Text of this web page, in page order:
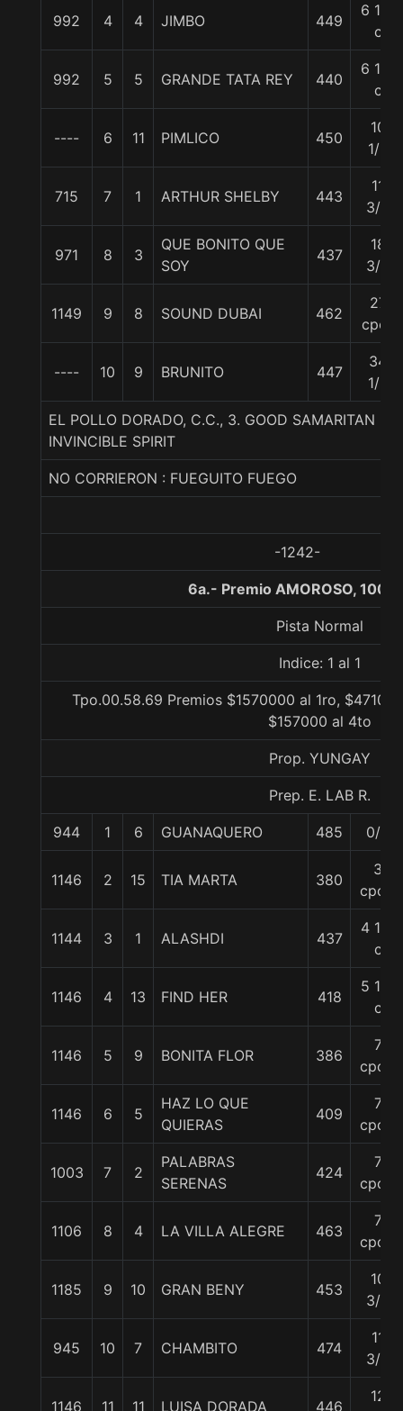
992 4 4 JIMBO 449
6 1/4
c
992 5 5 GRANDE TATA REY 440
6 1/2
c
---- 6 11 PIMLICO 450
10
1/2
715 7 1 ARTHUR SHELBY 443
11
3/4
971 8 3
QUE BONITO QUE
SOY
437
18
3/4
1149 9 8 SOUND DUBAI 462
27
cpos
---- 10 9 BRUNITO 447
34
1/2
EL POLLO DORADO, C.C., 3. GOOD SAMARITAN
INVINCIBLE SPIRIT
NO CORRIERON : FUEGUITO FUEGO
-1242-
6a.- Premio AMOROSO, 1000
Pista Normal
Indice: 1 al 1
Tpo.00.58.69 Premios $1570000 al 1ro,
$157000 al 4to
Prop. YUNGAY
Prep. E. LAB R.
944 1 6 GUANAQUERO 485 0/0
1146 2 15 TIA MARTA 380
3
cpos.
1144 3 1 ALASHDI 437
4 1/4
c
1146 4 13 FIND HER 418
5 1/4
c
1146 5 9 BONITA FLOR 386
7
cpos.
1146 6 5
HAZ LO QUE
QUIERAS
409
7
cpos.
1003 7 2
PALABRAS
SERENAS
424
7
cpos.
1106 8 4 LA VILLA ALEGRE 463
7
cpos.
1185 9 10 GRAN BENY 453
10
3/4
945 10 7 CHAMBITO 474
11
3/4
1146 11 11 LUISA DORADA 446
12